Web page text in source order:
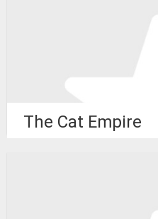
The Cat Empire